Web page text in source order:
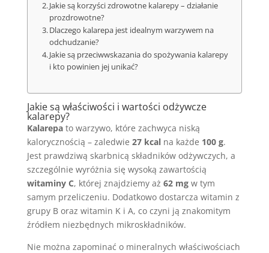
Jakie są korzyści zdrowotne kalarepy – działanie
prozdrowotne?
Dlaczego kalarepa jest idealnym warzywem na
odchudzanie?
Jakie są przeciwwskazania do spożywania kalarepy
i kto powinien jej unikać?
Jakie są właściwości i wartości odżywcze
kalarepy?
Kalarepato warzywo, które zachwyca niską
kalorycznością – zaledwie 27 kcalna każde 100 g.
Jest prawdziwą skarbnicą składników odżywczych, a
szczególnie wyróżnia się wysoką zawartością
witaminy C, której znajdziemy aż 62 mgw tym
samym przeliczeniu. Dodatkowo dostarcza witamin z
grupy B oraz witamin K i A, co czyni ją znakomitym
źródłem niezbędnych mikroskładników.
Nie można zapominać o mineralnych właściwościach